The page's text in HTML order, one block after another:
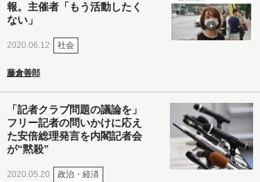
報。主催者「もう活動したく
ない」
2020.06.12 社会
藤倉善郎
「記者クラブ問題の議論を」
フリー記者の問いかけに応え
た安倍総理発言を内閣記者会
が“黙殺”
2020.05.20 政治・経済